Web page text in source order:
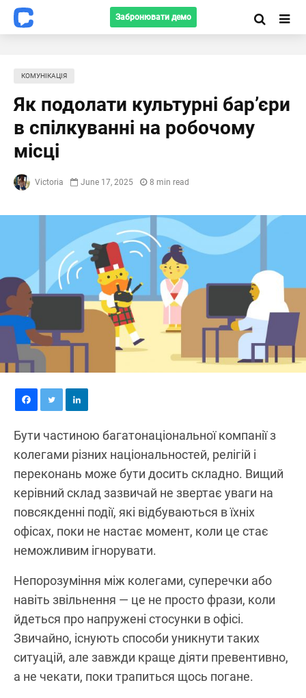
Забронювати демо
КОМУНІКАЦІЯ
Як подолати культурні бар’єри
в спілкуванні на робочому
місці
Victoria June 17, 2025 8 min read
Бути частиною багатонаціональної компанії з
колегами різних національностей, релігій і
переконань може бути досить складно. Вищий
керівний склад зазвичай не звертає уваги на
повсякденні події, які відбуваються в їхніх
офісах, поки не настає момент, коли це стає
неможливим ігнорувати.
Непорозуміння між колегами, суперечки або
навіть звільнення — це не просто фрази, коли
йдеться про напружені стосунки в офісі.
Звичайно, існують способи уникнути таких
ситуацій, але завжди краще діяти превентивно,
а не чекати, поки трапиться щось погане.